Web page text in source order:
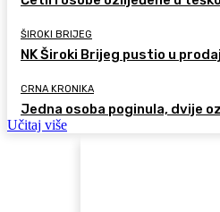
ŠIROKI BRIJEG
NK Široki Brijeg pustio u
CRNA KRONIKA
Jedna osoba poginula, dvije
Učitaj više